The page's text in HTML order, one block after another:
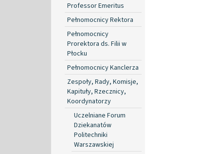
Professor Emeritus
Pełnomocnicy Rektora
Pełnomocnicy
Prorektora ds. Filii w
Płocku
Pełnomocnicy Kanclerza
Zespoły, Rady, Komisje,
Kapituły, Rzecznicy,
Koordynatorzy
Uczelniane Forum
Dziekanatów
Politechniki
Warszawskiej